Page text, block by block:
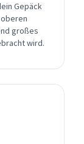
Gepäck
großes
wird.